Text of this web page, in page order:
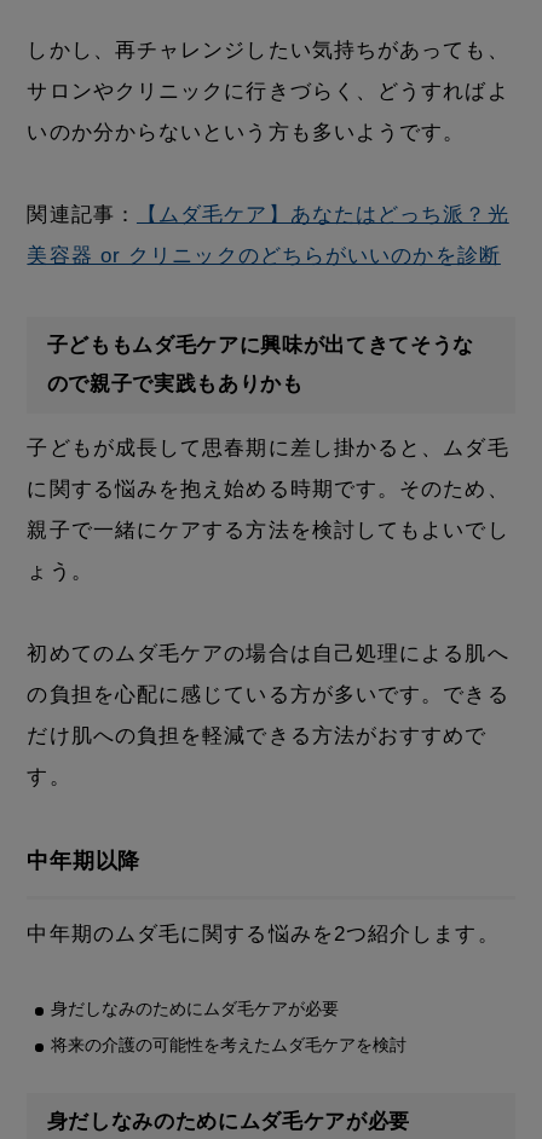
しかし、再チャレンジしたい気持ちがあっても、
サロンやクリニックに行きづらく、どうすればよ
いのか分からないという方も多いようです。
関連記事：
【ムダ毛ケア】あなたはどっち派？光
美容器 or クリニックのどちらがいいのかを診断
子どももムダ毛ケアに興味が出てきてそうな
ので親子で実践もありかも
子どもが成長して思春期に差し掛かると、ムダ毛
に関する悩みを抱え始める時期です。そのため、
親子で一緒にケアする方法を検討してもよいでし
ょう。
初めてのムダ毛ケアの場合は自己処理による肌へ
の負担を心配に感じている方が多いです。できる
だけ肌への負担を軽減できる方法がおすすめで
す。
中年期以降
中年期のムダ毛に関する悩みを2つ紹介します。
身だしなみのためにムダ毛ケアが必要
将来の介護の可能性を考えたムダ毛ケアを検討
身だしなみのためにムダ毛ケアが必要